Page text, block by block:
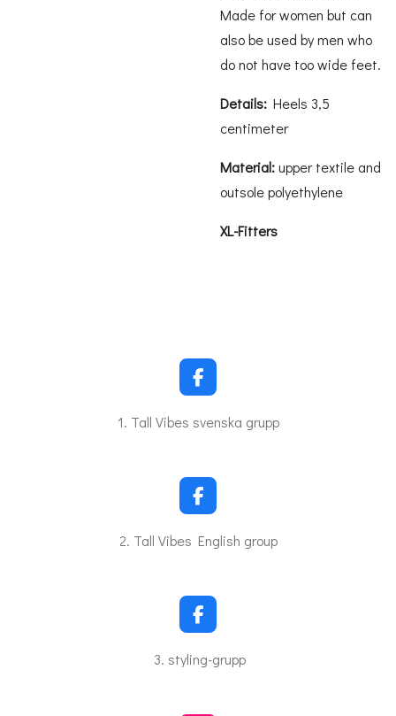
Made for women but can
also be used by men who
do not have too wide feet.
Details: Heels 3,5
centimeter
Material:upper textile and
outsole polyethylene
XL-Fitters
F
a
c
o
k
1. Tall Vibes svenska grupp
F
a
c
o
k
2. Tall Vibes English group
F
a
c
e
3. styling-grupp